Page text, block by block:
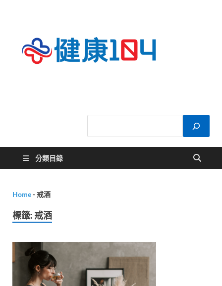
分類目錄
Home- 戒酒
標籤: 戒酒